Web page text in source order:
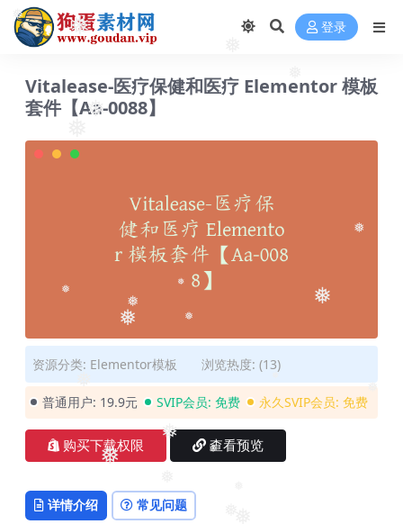
❅
❅
❅
❅
❅
❅
❅
❅
❅
❅
❅
❅
❅
登录
Vitalease-医疗保健和医疗 Elementor 模板
套件【Aa-0088】
资源分类: Elementor模板 浏览热度: (13)
普通用户: 19.9元 SVIP会员: 免费 永久SVIP会员: 免费
购买下载权限 查看预览
详情介绍 常见问题